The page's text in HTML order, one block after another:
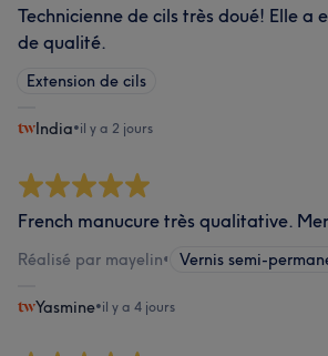
Technicienne de cils très doué! Elle a
de qualité.
Extension de cils
India•il y a 2 jours
French manucure très qualitative.
Réalisé par mayelin• Vernis semi-
Yasmine•il y a 4 jours